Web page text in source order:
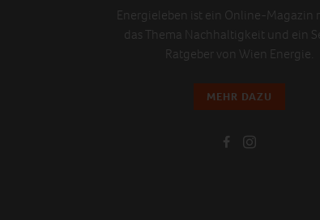
Energieleben ist ein Online-Magazin
das Thema Nachhaltigkeit und ein
Ratgeber von Wien Energie.
MEHR DAZU